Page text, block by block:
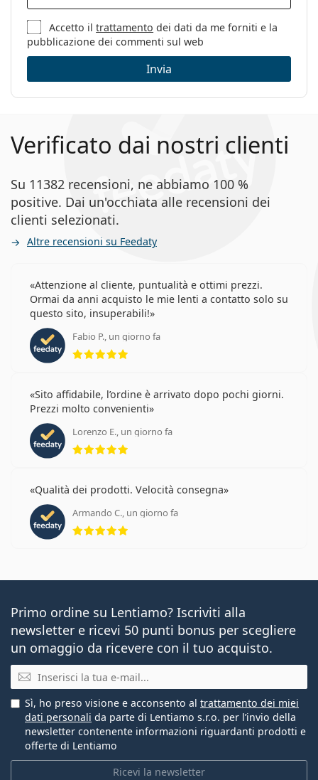
Accetto iltrattamento dei dati da me forniti e la
pubblicazione dei commenti sul web
Invia
Verificato dai nostri clienti
Su 11382 recensioni, ne abbiamo 100 %
positive. Dai un'occhiata alle recensioni dei
clienti selezionati.
Altre recensioni su Feedaty
Attenzione al cliente, puntualità e ottimi prezzi.
Ormai da anni acquisto le mie lenti a contatto solo su
questo sito, insuperabili!
Fabio P., un giorno fa
Sito affidabile, l’ordine è arrivato dopo pochi giorni.
Prezzi molto convenienti
Lorenzo E., un giorno fa
valutazione 5 di 5
Qualità dei prodotti. Velocità consegna
Armando C., un giorno fa
valutazione 5 di 5
Primo ordine su Lentiamo? Iscriviti alla
newsletter e ricevi 50 punti bonus per scegliere
un omaggio da ricevere con il tuo acquisto.
E-mail
Ricevi la newsletter
Sì, ho preso visione e acconsento al trattamento dei miei
dati personali da parte di Lentiamo s.r.o. per l’invio della
newsletter contenente informazioni riguardanti prodotti e
offerte di Lentiamo